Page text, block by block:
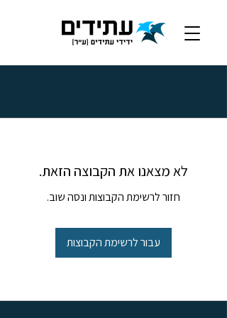
לא מצאנו את הקבוצה הזאת.
חזור לרשימת הקבוצות ונסה שוב.
עבור לרשימת הקבוצות